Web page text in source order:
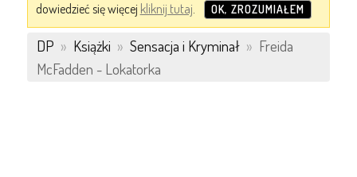
dowiedzieć się więcej kliknij tutaj. OK, ZROZUMIAŁEM
DP » Książki » Sensacja i Kryminał » Freida
McFadden - Lokatorka